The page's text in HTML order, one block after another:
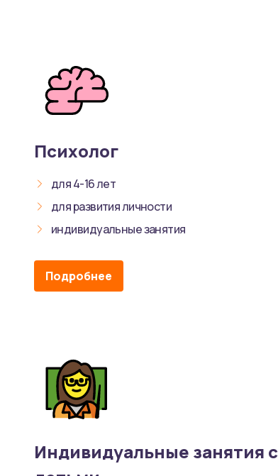
Психолог
для 4-16 лет
для развития личности
индивидуальные занятия
Подробнее
Индивидуальные занятия с